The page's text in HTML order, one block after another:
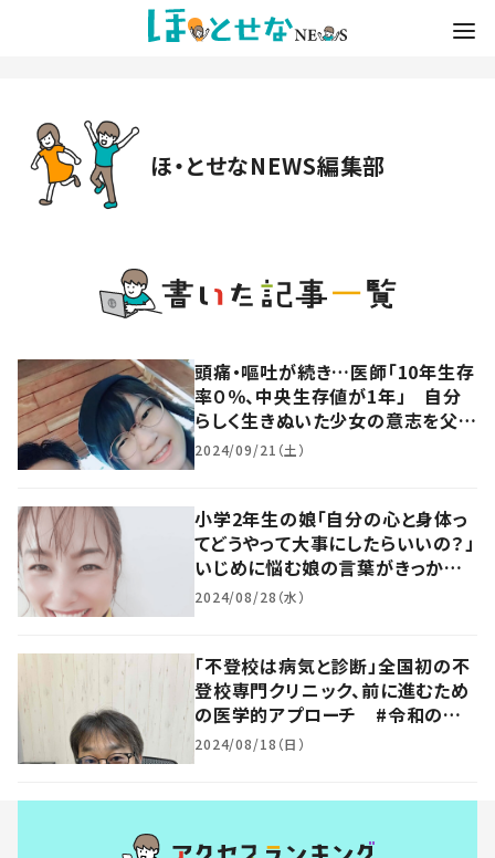
ほ・とせなNEWS編集部
頭痛・嘔吐が続き…医師「10年生存
率０％、中央生存値が1年」 自分
らしく生きぬいた少女の意志を父親
が継ぐ
2024/09/21（土）
小学2年生の娘「自分の心と身体っ
てどうやって大事にしたらいいの？」
いじめに悩む娘の言葉がきっかけ
で…”性教育”の重要性に気付く、そ
2024/08/28（水）
「不登校は病気と診断」全国初の不
登校専門クリニック、前に進むため
の医学的アプローチ #令和の子
#令和に働く
2024/08/18（日）